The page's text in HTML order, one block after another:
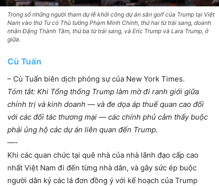
Trong số những người tham dự lễ khởi công dự án sân golf của Trump tại Việt
Nam vào thứ Tư có Thủ tướng Phạm Minh Chính, thứ hai từ trái sang, doanh
nhân Đặng Thành Tâm, thứ ba từ trái sang, và Eric Trump và Lara Trump, ở
giữa.
Cù Tuấn
– Cù Tuấn biên dịch phóng sự của New York Times.
Tóm tắt: Khi Tổng thống Trump làm mờ đi ranh giới giữa
chính trị và kinh doanh — và đe dọa áp thuế quan cao đối
với các đối tác thương mại — các chính phủ cảm thấy buộc
phải ủng hộ các dự án liên quan đến Trump.
—-
Khi các quan chức tại quê nhà của nhà lãnh đạo cấp cao
nhất Việt Nam đi đến từng nhà dân, và gây sức ép buộc
người dân ký các lá đơn đồng ý với kế hoạch của Trump